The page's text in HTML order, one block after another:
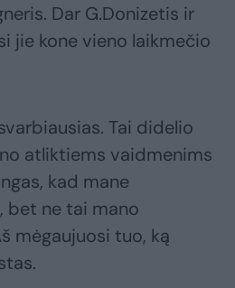
Dar G.Donizetis ir
jie kone vieno laikmečio
Tai didelio
atliktiems vaidmenims
kad mane
bet ne tai mano
mėgaujuosi tuo, ką